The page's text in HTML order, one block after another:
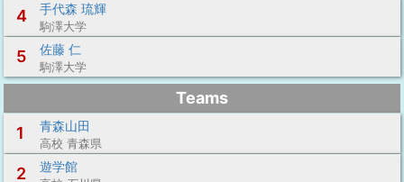
4 手代森 琉輝
駒澤大学
5 佐藤 仁
駒澤大学
Teams
1
青森山田
高校 青森県
2 遊学館